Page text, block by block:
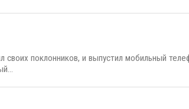
поклонников, и выпустил мобильный